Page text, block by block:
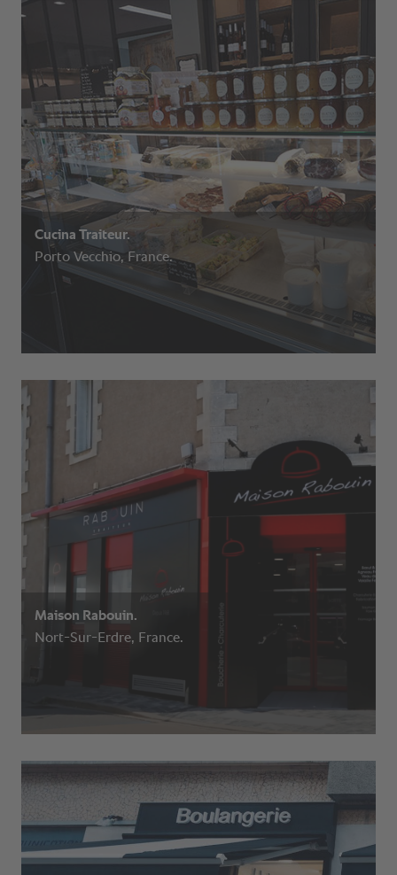
Cucina Traiteur.
Porto Vecchio, France.
Maison Rabouin.
Nort-Sur-Erdre, France.